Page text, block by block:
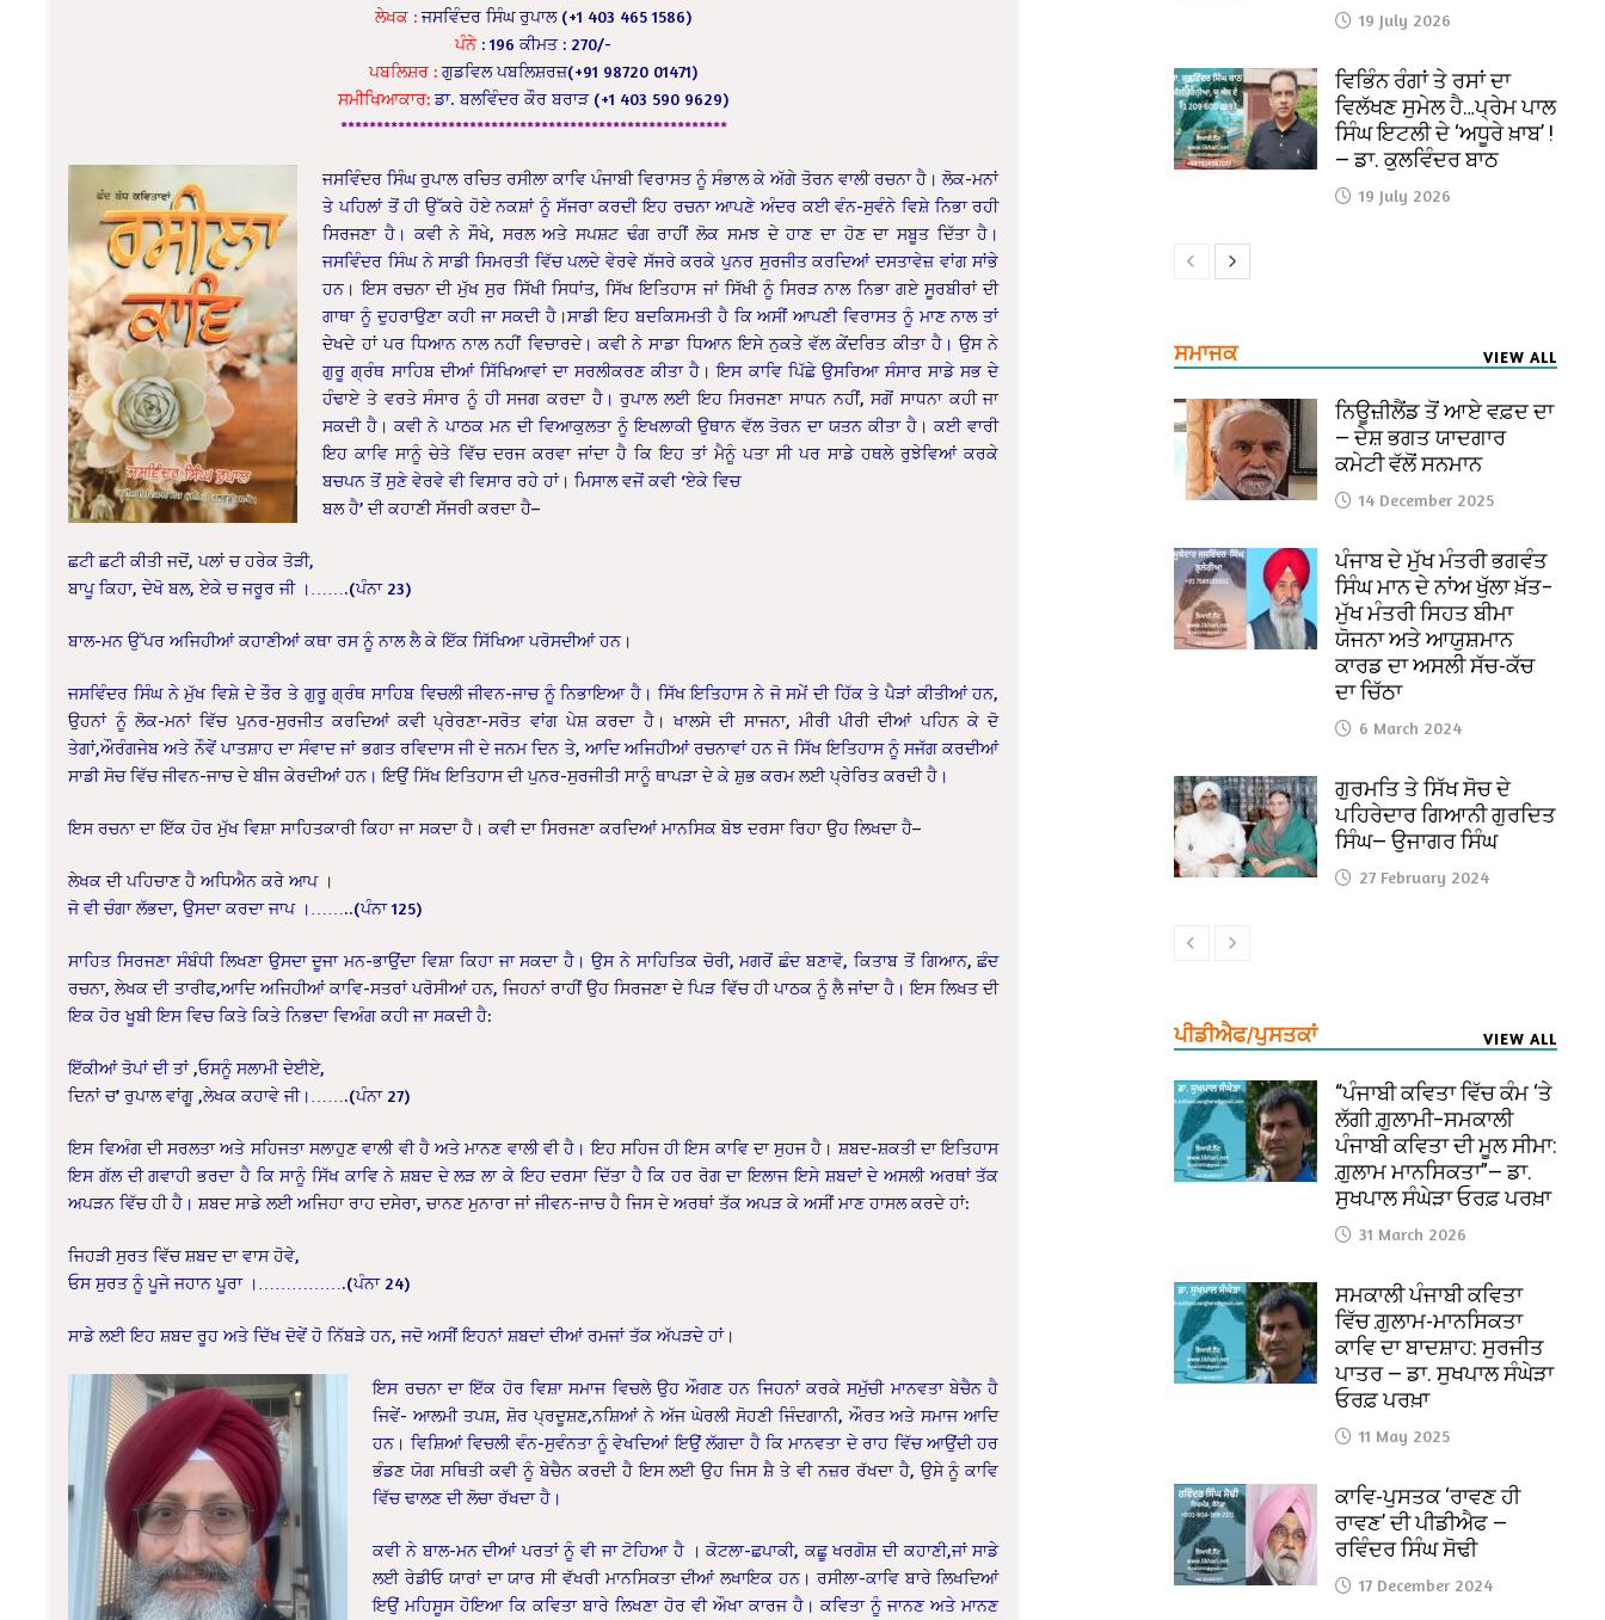
ਲੇਖਕ :ਜਸਵਿੰਦਰ ਸਿੰਘ ਰੁਪਾਲ (+1 403 465 1586)
ਪੰਨੇ : 196 ਕੀਮਤ : 270/-
ਪਬਲਿਸ਼ਰ : ਗੁਡਵਿਲ ਪਬਲਿਸ਼ਰਜ਼(+91 98720 01471)
ਸਮੀਖਿਆਕਾਰ:ਡਾ. ਬਲਵਿੰਦਰ ਕੌਰ ਬਰਾੜ (+1 403 590 9629)
******************************************************
ਜਸਵਿੰਦਰ ਸਿੰਘ ਰੁਪਾਲ ਰਚਿਤ ਰਸੀਲਾ ਕਾਵਿ ਪੰਜਾਬੀ ਵਿਰਾਸਤ ਨੂੰ ਸੰਭਾਲ ਕੇ ਅੱਗੇ ਤੋਰਨ ਵਾਲੀ ਰਚਨਾ ਹੈ। ਲੋਕ-ਮਨਾਂ
ਤੇ ਪਹਿਲਾਂ ਤੋਂ ਹੀ ਉੱਕਰੇ ਹੋਏ ਨਕਸ਼ਾਂ ਨੂੰ ਸੱਜਰਾ ਕਰਦੀ ਇਹ ਰਚਨਾ ਆਪਣੇ ਅੰਦਰ ਕਈ ਵੰਨ-ਸੁਵੰਨੇ ਵਿਸ਼ੇ ਨਿਭਾ ਰਹੀ
ਸਿਰਜਣਾ ਹੈ। ਕਵੀ ਨੇ ਸੌਖੇ, ਸਰਲ ਅਤੇ ਸਪਸ਼ਟ ਢੰਗ ਰਾਹੀਂ ਲੋਕ ਸਮਝ ਦੇ ਹਾਣ ਦਾ ਹੋਣ ਦਾ ਸਬੂਤ ਦਿੱਤਾ ਹੈ।
ਜਸਵਿੰਦਰ ਸਿੰਘ ਨੇ ਸਾਡੀ ਸਿਮਰਤੀ ਵਿੱਚਪਲਦੇ ਵੇਰਵੇ ਸੱਜਰੇ ਕਰਕੇ ਪੁਨਰ ਸੁਰਜੀਤ ਕਰਦਿਆਂ ਦਸਤਾਵੇਜ਼ ਵਾਂਗ ਸਾਂਭੇ
ਹਨ। ਇਸ ਰਚਨਾ ਦੀ ਮੁੱਖ ਸੁਰ ਸਿੱਖੀ ਸਿਧਾਂਤ, ਸਿੱਖ ਇਤਿਹਾਸ ਜਾਂ ਸਿੱਖੀ ਨੂੰ ਸਿਰੜ ਨਾਲ ਨਿਭਾ ਗਏ ਸੂਰਬੀਰਾਂ ਦੀ
ਗਾਥਾ ਨੂੰ ਦੁਹਰਾਉਣਾ ਕਹੀ ਜਾ ਸਕਦੀ ਹੈ।ਸਾਡੀ ਇਹ ਬਦਕਿਸਮਤੀ ਹੈ ਕਿ ਅਸੀਂ ਆਪਣੀ ਵਿਰਾਸਤ ਨੂੰ ਮਾਣ ਨਾਲ ਤਾਂ
ਦੇਖਦੇ ਹਾਂ ਪਰ ਧਿਆਨ ਨਾਲ ਨਹੀਂ ਵਿਚਾਰਦੇ। ਕਵੀ ਨੇ ਸਾਡਾ ਧਿਆਨ ਇਸੇ ਨੁਕਤੇ ਵੱਲ ਕੇਂਦਰਿਤ ਕੀਤਾ ਹੈ। ਉਸ ਨੇ
ਗੁਰੂ ਗ੍ਰੰਥ ਸਾਹਿਬ ਦੀਆਂ ਸਿੱਖਿਆਵਾਂ ਦਾ ਸਰਲੀਕਰਣ ਕੀਤਾ ਹੈ। ਇਸ ਕਾਵਿ ਪਿੱਛੇ ਉਸਰਿਆ ਸੰਸਾਰ ਸਾਡੇ ਸਭ ਦੇ
ਹੰਢਾਏ ਤੇ ਵਰਤੇ ਸੰਸਾਰ ਨੂੰ ਹੀ ਸਜਗ ਕਰਦਾ ਹੈ। ਰੁਪਾਲ ਲਈ ਇਹ ਸਿਰਜਣਾ ਸਾਧਨ ਨਹੀਂ, ਸਗੋਂ ਸਾਧਨਾ ਕਹੀ ਜਾ
ਸਕਦੀ ਹੈ। ਕਵੀ ਨੇ ਪਾਠਕ ਮਨ ਦੀ ਵਿਆਕੁਲਤਾ ਨੂੰ ਇਖਲਾਕੀ ਉਥਾਨ ਵੱਲ ਤੋਰਨ ਦਾ ਯਤਨ ਕੀਤਾ ਹੈ। ਕਈ ਵਾਰੀ
ਇਹ ਕਾਵਿ ਸਾਨੂੰ ਚੇਤੇ ਵਿੱਚ ਦਰਜ ਕਰਵਾ ਜਾਂਦਾ ਹੈ ਕਿ ਇਹ ਤਾਂ ਮੈਨੂੰ ਪਤਾ ਸੀ ਪਰ ਸਾਡੇ ਹਥਲੇ ਰੁਝੇਵਿਆਂ ਕਰਕੇ
ਬਚਪਨ ਤੋਂ ਸੁਣੇ ਵੇਰਵੇ ਵੀ ਵਿਸਾਰ ਰਹੇ ਹਾਂ। ਮਿਸਾਲ ਵਜੋਂ ਕਵੀ ‘ਏਕੇ ਵਿਚ
ਬਲ ਹੈ’ ਦੀ ਕਹਾਣੀ ਸੱਜਰੀ ਕਰਦਾ ਹੈ–
ਛਟੀ ਛਟੀ ਕੀਤੀ ਜਦੋਂ, ਪਲਾਂ ਚ ਹਰੇਕ ਤੋੜੀ,
ਬਾਪੂ ਕਿਹਾ, ਦੇਖੋ ਬਲ, ਏਕੇ ਚ ਜਰੂਰ ਜੀ ।…….(ਪੰਨਾ 23)
ਬਾਲ-ਮਨ ਉੱਪਰ ਅਜਿਹੀਆਂ ਕਹਾਣੀਆਂ ਕਥਾ ਰਸ ਨੂੰ ਨਾਲ ਲੈ ਕੇ ਇੱਕ ਸਿੱਖਿਆ ਪਰੋਸਦੀਆਂ ਹਨ।
ਜਸਵਿੰਦਰ ਸਿੰਘ ਨੇ ਮੁੱਖ ਵਿਸ਼ੇ ਦੇ ਤੌਰ ਤੇ ਗੁਰੂ ਗ੍ਰੰਥ ਸਾਹਿਬ ਵਿਚਲੀ ਜੀਵਨ-ਜਾਚ ਨੂੰ ਨਿਭਾਇਆ ਹੈ। ਸਿੱਖ ਇਤਿਹਾਸ ਨੇ ਜੋ ਸਮੇਂ ਦੀ ਹਿੱਕ ਤੇ ਪੈੜਾਂ ਕੀਤੀਆਂ ਹਨ,
ਉਹਨਾਂ ਨੂੰ ਲੋਕ-ਮਨਾਂ ਵਿੱਚ ਪੁਨਰ-ਸੁਰਜੀਤ ਕਰਦਿਆਂ ਕਵੀ ਪ੍ਰੇਰਣਾ-ਸਰੋਤ ਵਾਂਗ ਪੇਸ਼ ਕਰਦਾ ਹੈ। ਖਾਲਸੇ ਦੀ ਸਾਜਨਾ, ਮੀਰੀ ਪੀਰੀ ਦੀਆਂ ਪਹਿਨ ਕੇ ਦੋ
ਤੇਗਾਂ,ਔਰੰਗਜੇਬ ਅਤੇ ਨੌਵੇਂ ਪਾਤਸ਼ਾਹ ਦਾ ਸੰਵਾਦ ਜਾਂ ਭਗਤ ਰਵਿਦਾਸ ਜੀ ਦੇ ਜਨਮ ਦਿਨ ਤੇ, ਆਦਿ ਅਜਿਹੀਆਂ ਰਚਨਾਵਾਂ ਹਨ ਜੋ ਸਿੱਖ ਇਤਿਹਾਸ ਨੂੰ ਸਜੱਗ ਕਰਦੀਆਂ
ਸਾਡੀ ਸੋਚ ਵਿੱਚ ਜੀਵਨ-ਜਾਚ ਦੇ ਬੀਜ ਕੇਰਦੀਆਂ ਹਨ। ਇਉਂ ਸਿੱਖ ਇਤਿਹਾਸ ਦੀ ਪੁਨਰ-ਸੁਰਜੀਤੀ ਸਾਨੂੰ ਥਾਪੜਾ ਦੇ ਕੇ ਸ਼ੁਭ ਕਰਮ ਲਈ ਪ੍ਰੇਰਿਤ ਕਰਦੀ ਹੈ।
ਇਸ ਰਚਨਾ ਦਾ ਇੱਕ ਹੋਰ ਮੁੱਖ ਵਿਸ਼ਾ ਸਾਹਿਤਕਾਰੀ ਕਿਹਾ ਜਾ ਸਕਦਾ ਹੈ। ਕਵੀ ਦਾ ਸਿਰਜਣਾ ਕਰਦਿਆਂ ਮਾਨਸਿਕ ਬੋਝ ਦਰਸਾ ਰਿਹਾ ਉਹ ਲਿਖਦਾ ਹੈ–
ਲੇਖਕ ਦੀ ਪਹਿਚਾਣ ਹੈ ਅਧਿਐਨ ਕਰੇ ਆਪ ।
ਜੋ ਵੀ ਚੰਗਾ ਲੱਭਦਾ, ਉਸਦਾ ਕਰਦਾ ਜਾਪ ।……..(ਪੰਨਾ 125)
ਸਾਹਿਤ ਸਿਰਜਣਾ ਸੰਬੰਧੀ ਲਿਖਣਾ ਉਸਦਾ ਦੂਜਾ ਮਨ-ਭਾਉਂਦਾ ਵਿਸ਼ਾ ਕਿਹਾ ਜਾ ਸਕਦਾ ਹੈ। ਉਸ ਨੇ ਸਾਹਿਤਿਕ ਚੋਰੀ, ਮਗਰੋਂ ਛੰਦ ਬਣਾਵੋ, ਕਿਤਾਬ ਤੋਂ ਗਿਆਨ, ਛੰਦ
ਰਚਨਾ, ਲੇਖਕ ਦੀ ਤਾਰੀਫ,ਆਦਿ ਅਜਿਹੀਆਂ ਕਾਵਿ-ਸਤਰਾਂ ਪਰੋਸੀਆਂ ਹਨ, ਜਿਹਨਾਂ ਰਾਹੀਂ ਉਹ ਸਿਰਜਣਾ ਦੇ ਪਿੜ ਵਿੱਚ ਹੀ ਪਾਠਕ ਨੂੰ ਲੈ ਜਾਂਦਾ ਹੈ। ਇਸ ਲਿਖਤ ਦੀ
ਇਕ ਹੋਰ ਖੂਬੀ ਇਸ ਵਿਚ ਕਿਤੇ ਕਿਤੇ ਨਿਭਦਾ ਵਿਅੰਗ ਕਹੀ ਜਾ ਸਕਦੀ ਹੈ:
ਇੱਕੀਆਂ ਤੋਪਾਂ ਦੀ ਤਾਂ ,ਓਸਨੂੰ ਸਲਾਮੀ ਦੇਈਏ,
ਦਿਨਾਂ ਚ’ ਰੁਪਾਲ ਵਾਂਗੂ ,ਲੇਖਕ ਕਹਾਵੇ ਜੀ।…….(ਪੰਨਾ 27)
ਇਸ ਵਿਅੰਗ ਦੀ ਸਰਲਤਾ ਅਤੇ ਸਹਿਜਤਾ ਸਲਾਹੁਣ ਵਾਲੀ ਵੀ ਹੈ ਅਤੇ ਮਾਨਣ ਵਾਲੀ ਵੀ ਹੈ। ਇਹ ਸਹਿਜ ਹੀ ਇਸ ਕਾਵਿ ਦਾ ਸੁਹਜ ਹੈ। ਸ਼ਬਦ-ਸ਼ਕਤੀ ਦਾ ਇਤਿਹਾਸ
ਇਸ ਗੱਲ ਦੀ ਗਵਾਹੀ ਭਰਦਾ ਹੈ ਕਿ ਸਾਨੂੰ ਸਿੱਖ ਕਾਵਿ ਨੇ ਸ਼ਬਦ ਦੇ ਲੜ ਲਾ ਕੇ ਇਹ ਦਰਸਾ ਦਿੱਤਾ ਹੈ ਕਿ ਹਰ ਰੋਗ ਦਾ ਇਲਾਜ ਇਸੇ ਸ਼ਬਦਾਂ ਦੇ ਅਸਲੀ ਅਰਥਾਂ ਤੱਕ
ਅਪੜਨ ਵਿੱਚ ਹੀ ਹੈ। ਸ਼ਬਦ ਸਾਡੇ ਲਈ ਅਜਿਹਾ ਰਾਹ ਦਸੇਰਾ, ਚਾਨਣ ਮੁਨਾਰਾ ਜਾਂ ਜੀਵਨ-ਜਾਚ ਹੈ ਜਿਸ ਦੇ ਅਰਥਾਂ ਤੱਕ ਅਪੜ ਕੇ ਅਸੀਂ ਮਾਣ ਹਾਸਲ ਕਰਦੇ ਹਾਂ:
ਜਿਹੜੀ ਸੁਰਤ ਵਿੱਚ ਸ਼ਬਦ ਦਾ ਵਾਸ ਹੋਵੇ,
ਓਸ ਸੁਰਤ ਨੂੰ ਪੂਜੇ ਜਹਾਨ ਪੂਰਾ ।…………….(ਪੰਨਾ 24)
ਸਾਡੇ ਲਈ ਇਹ ਸ਼ਬਦ ਰੂਹ ਅਤੇ ਦਿੱਖ ਦੋਵੇਂ ਹੋ ਨਿੱਬੜੇ ਹਨ, ਜਦੋ ਅਸੀਂ ਇਹਨਾਂ ਸ਼ਬਦਾਂ ਦੀਆਂ ਰਮਜਾਂ ਤੱਕ ਅੱਪੜਦੇ ਹਾਂ।
ਇਸ ਰਚਨਾ ਦਾ ਇੱਕ ਹੋਰ ਵਿਸ਼ਾ ਸਮਾਜ ਵਿਚਲੇ ਉਹ ਔਗਣ ਹਨ ਜਿਹਨਾਂ ਕਰਕੇ ਸਮੁੱਚੀ ਮਾਨਵਤਾ ਬੇਚੈਨ ਹੈ
ਜਿਵੇਂ- ਆਲਮੀ ਤਪਸ਼, ਸ਼ੋਰ ਪ੍ਰਦੂਸ਼ਣ,ਨਸ਼ਿਆਂ ਨੇ ਅੱਜ ਘੇਰਲੀ ਸੋਹਣੀ ਜਿੰਦਗਾਨੀ, ਔਰਤ ਅਤੇ ਸਮਾਜ ਆਦਿ
ਹਨ। ਵਿਸ਼ਿਆਂ ਵਿਚਲੀ ਵੰਨ-ਸੁਵੰਨਤਾ ਨੂੰ ਵੇਖਦਿਆਂ ਇਉਂ ਲੱਗਦਾ ਹੈ ਕਿ ਮਾਨਵਤਾ ਦੇ ਰਾਹ ਵਿੱਚ ਆਉਂਦੀ ਹਰ
ਭੰਡਣ ਯੋਗ ਸਥਿਤੀ ਕਵੀ ਨੂੰ ਬੇਚੈਨ ਕਰਦੀ ਹੈ ਇਸ ਲਈ ਉਹ ਜਿਸ ਸ਼ੈ ਤੇ ਵੀ ਨਜ਼ਰ ਰੱਖਦਾ ਹੈ, ਉਸੇ ਨੂੰ ਕਾਵਿ
ਵਿੱਚ ਢਾਲਣ ਦੀ ਲੋਚਾ ਰੱਖਦਾ ਹੈ।
ਕਵੀ ਨੇ ਬਾਲ-ਮਨ ਦੀਆਂ ਪਰਤਾਂ ਨੂੰ ਵੀ ਜਾ ਟੋਹਿਆ ਹੈ । ਕੋਟਲਾ-ਛਪਾਕੀ, ਕਛੂ ਖਰਗੋਸ਼ ਦੀ ਕਹਾਣੀ,ਜਾਂ ਸਾਡੇ
ਲਈ ਰੇਡੀਓ ਯਾਰਾਂ ਦਾ ਯਾਰ ਸੀ ਵੱਖਰੀ ਮਾਨਸਿਕਤਾ ਦੀਆਂ ਲਖਾਇਕ ਹਨ। ਰਸੀਲਾ-ਕਾਵਿ ਬਾਰੇ ਲਿਖਦਿਆਂ
ਇਉਂ ਮਹਿਸੂਸ ਹੋਇਆ ਕਿ ਕਵਿਤਾ ਬਾਰੇ ਲਿਖਣਾ ਹੋਰ ਵੀ ਔਖਾ ਕਾਰਜ ਹੈ। ਕਵਿਤਾ ਨੂੰ ਜਾਨਣ ਅਤੇ ਮਾਨਣ
19 July 2026
ਵਿਭਿੰਨ ਰੰਗਾਂ ਤੇ ਰਸਾਂ ਦਾ
ਵਿਲੱਖਣ ਸੁਮੇਲ ਹੈ…ਪ੍ਰੇਮ ਪਾਲ
ਸਿੰਘ ਇਟਲੀ ਦੇ ‘ਅਧੂਰੇ ਖ਼ਾਬ’ !
— ਡਾ. ਕੁਲਵਿੰਦਰ ਬਾਠ
19 July 2026
ਸਮਾਜਕ VIEW ALL
ਨਿਊਜ਼ੀਲੈਂਡ ਤੋਂ ਆਏ ਵਫ਼ਦ ਦਾ
— ਦੇਸ਼ ਭਗਤ ਯਾਦਗਾਰ
ਕਮੇਟੀ ਵੱਲੋਂ ਸਨਮਾਨ
14 December 2025
ਪੰਜਾਬ ਦੇ ਮੁੱਖ ਮੰਤਰੀ ਭਗਵੰਤ
ਸਿੰਘ ਮਾਨ ਦੇ ਨਾਂਅ ਖੁੱਲਾ ਖ਼ੱਤ–
ਮੁੱਖ ਮੰਤਰੀ ਸਿਹਤ ਬੀਮਾ
ਯੋਜਨਾ ਅਤੇ ਆਯੁਸ਼ਮਾਨ
ਕਾਰਡ ਦਾ ਅਸਲੀ ਸੱਚ-ਕੱਚ
ਦਾ ਚਿੱਠਾ
6 March 2024
ਗੁਰਮਤਿ ਤੇ ਸਿੱਖ ਸੋਚ ਦੇ
ਪਹਿਰੇਦਾਰ ਗਿਆਨੀ ਗੁਰਦਿਤ
ਸਿੰਘ— ਉਜਾਗਰ ਸਿੰਘ
27 February 2024
ਪੀਡੀਐਫ/ਪੁਸਤਕਾਂ VIEW ALL
“ਪੰਜਾਬੀ ਕਵਿਤਾ ਵਿੱਚ ਕੰਮ ‘ਤੇ
ਲੱਗੀ ਗ਼ੁਲਾਮੀ–ਸਮਕਾਲੀ
ਪੰਜਾਬੀ ਕਵਿਤਾ ਦੀ ਮੂਲ ਸੀਮਾ:
ਗ਼ੁਲਾਮ ਮਾਨਸਿਕਤਾ”— ਡਾ.
ਸੁਖਪਾਲ ਸੰਘੇੜਾ ਓਰਫ਼ ਪਰਖ਼ਾ
31 March 2026
ਸਮਕਾਲੀ ਪੰਜਾਬੀ ਕਵਿਤਾ
ਵਿੱਚ ਗ਼ੁਲਾਮ-ਮਾਨਸਿਕਤਾ
ਕਾਵਿ ਦਾ ਬਾਦਸ਼ਾਹ: ਸੁਰਜੀਤ
ਪਾਤਰ — ਡਾ. ਸੁਖਪਾਲ ਸੰਘੇੜਾ
ਓਰਫ਼ ਪਰਖ਼ਾ
11 May 2025
ਕਾਵਿ-ਪੁਸਤਕ ‘ਰਾਵਣ ਹੀ
ਰਾਵਣ’ ਦੀ ਪੀਡੀਐਫ —
ਰਵਿੰਦਰ ਸਿੰਘ ਸੋਢੀ
17 December 2024